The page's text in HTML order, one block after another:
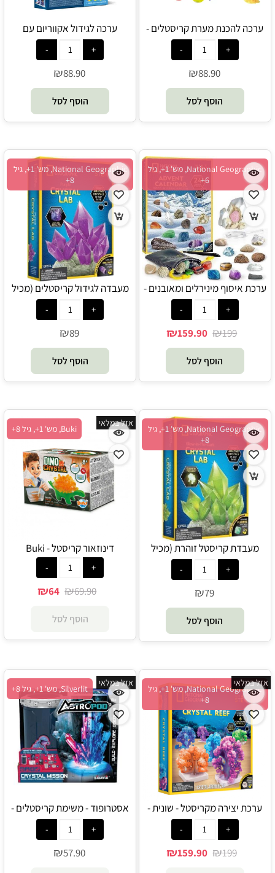
ערכה להכנת מערת קריסטלים -
Shin Shin
₪88.90
הוסף לסל
ערכה לגידול אקווריום עם
קריסטלים - Shin Shin
₪88.90
הוסף לסל
National Geographic, מש' 1+, גיל
6+
ערכת איסוף מינירלים ומאובנים -
24 פריטים אמתיים - National
Geographic
₪199
₪159.90
הוסף לסל
National Geographic, מש' 1+, גיל
8+
מעבדה לגידול קריסטלים (מכיל
קריסטל אמיתי אַחלָמָה) -
National Geographic
₪89
הוסף לסל
National Geographic, מש' 1+, גיל
8+
מעבדת קריסטל זוהרת (מכיל
קריסטל אמיתי - פלוּאוֹרִיט) -
National Geographic
₪79
הוסף לסל
Buki, מש' 1+, גיל 8+
אזל במלאי
דינוזאור קריסטל - Buki
₪69.90
₪64
הוסף לסל
National Geographic, מש' 1+, גיל
8+
אזל במלאי
ערכת יצירה מקריסטל - שונית -
National Geographic
₪199
₪159.90
Silverlit, מש' 1+, גיל 8+
אזל במלאי
אסטרופוד - משימת קריסטלים -
Silverlit
₪57.90